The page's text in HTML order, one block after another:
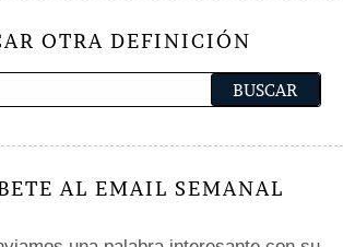
OTRA DEFINICIÓN
AL EMAIL SEMANAL